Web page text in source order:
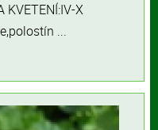
KVETENÍ:IV-X
...